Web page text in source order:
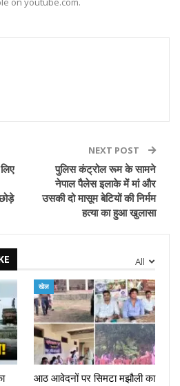
NEXT POST
पुलिस कंट्रोल रूम के सामने
नेपाल पैलेस इलाके में मां और
उसकी दो मासूम बेटियों की निर्मम
हत्या का हुआ खुलासा
All
खेल
आठ आवेदनों पर सिमटा मझौली का